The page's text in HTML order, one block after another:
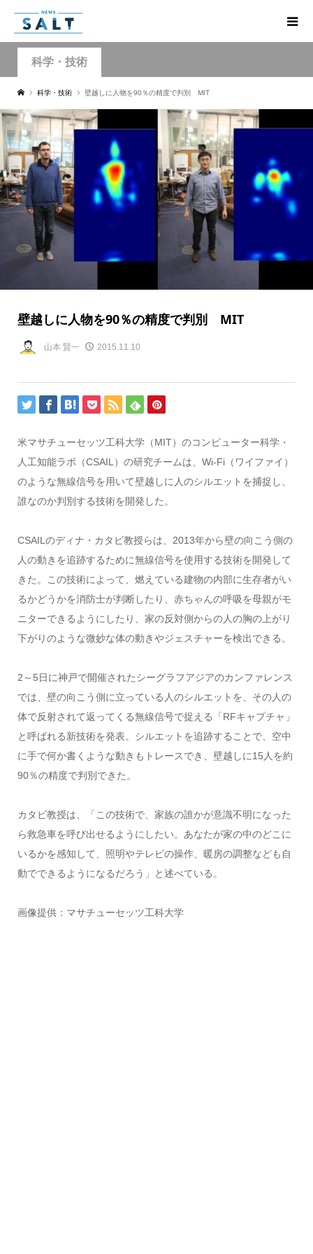
科学・技術
科学・技術 壁越しに人物を90％の精度で判別 MIT
壁越しに人物を90％の精度で判別 MIT
山本 賢一 2015.11.10
米マサチューセッツ工科大学（MIT）のコンピューター科学・
人工知能ラボ（CSAIL）の研究チームは、Wi-Fi（ワイファイ）
のような無線信号を用いて壁越しに人のシルエットを捕捉し、
誰なのか判別する技術を開発した。
CSAILのディナ・カタビ教授らは、2013年から壁の向こう側の
人の動きを追跡するために無線信号を使用する技術を開発して
きた。この技術によって、燃えている建物の内部に生存者がい
るかどうかを消防士が判断したり、赤ちゃんの呼吸を母親がモ
ニターできるようにしたり、家の反対側からの人の胸の上がり
下がりのような微妙な体の動きやジェスチャーを検出できる。
2～5日に神戸で開催されたシーグラフアジアのカンファレンス
では、壁の向こう側に立っている人のシルエットを、その人の
体で反射されて返ってくる無線信号で捉える「RFキャプチャ」
と呼ばれる新技術を発表。シルエットを追跡することで、空中
に手で何か書くような動きもトレースでき、壁越しに15人を約
90％の精度で判別できた。
カタビ教授は、「この技術で、家族の誰かが意識不明になった
ら救急車を呼び出せるようにしたい。あなたが家の中のどこに
いるかを感知して、照明やテレビの操作、暖房の調整なども自
動でできるようになるだろう」と述べている。
画像提供：マサチューセッツ工科大学